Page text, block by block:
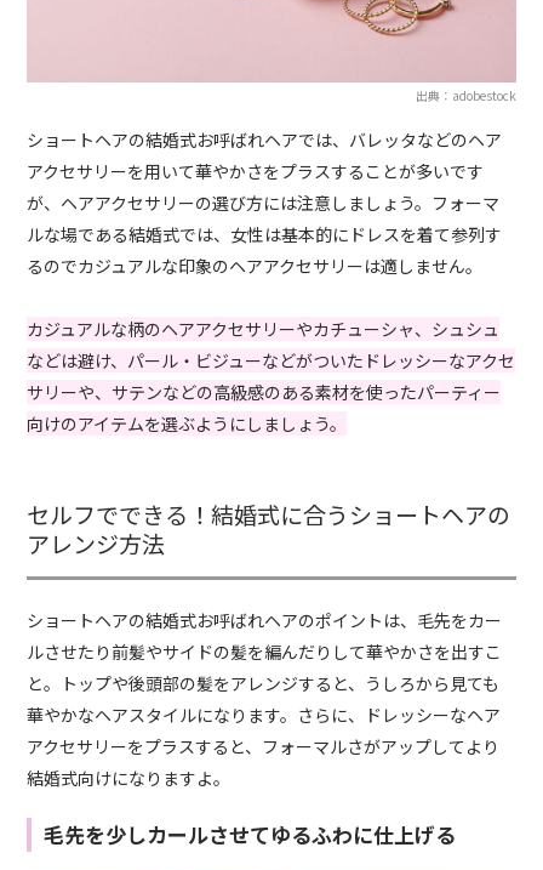
出典：adobestock
ショートヘアの結婚式お呼ばれヘアでは、バレッタなどのヘア
アクセサリーを用いて華やかさをプラスすることが多いです
が、ヘアアクセサリーの選び方には注意しましょう。フォーマ
ルな場である結婚式では、女性は基本的にドレスを着て参列す
るのでカジュアルな印象のヘアアクセサリーは適しません。
カジュアルな柄のヘアアクセサリーやカチューシャ、シュシュ
などは避け、パール・ビジューなどがついたドレッシーなアクセ
サリーや、サテンなどの高級感のある素材を使ったパーティー
向けのアイテムを選ぶようにしましょう。
セルフでできる！結婚式に合うショートヘアの
アレンジ方法
ショートヘアの結婚式お呼ばれヘアのポイントは、毛先をカー
ルさせたり前髪やサイドの髪を編んだりして華やかさを出すこ
と。トップや後頭部の髪をアレンジすると、うしろから見ても
華やかなヘアスタイルになります。さらに、ドレッシーなヘア
アクセサリーをプラスすると、フォーマルさがアップしてより
結婚式向けになりますよ。
毛先を少しカールさせてゆるふわに仕上げる